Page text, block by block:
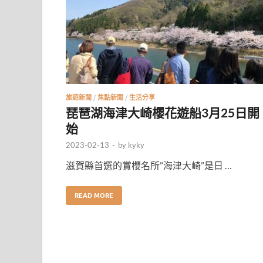
旅遊新聞 / 焦點新聞 / 生活分享
琵琶湖海津大崎櫻花遊船3月25日開
始
2023-02-13 - by kyky
滋賀縣首選的賞櫻名所”海津大崎”是日 …
READ MORE